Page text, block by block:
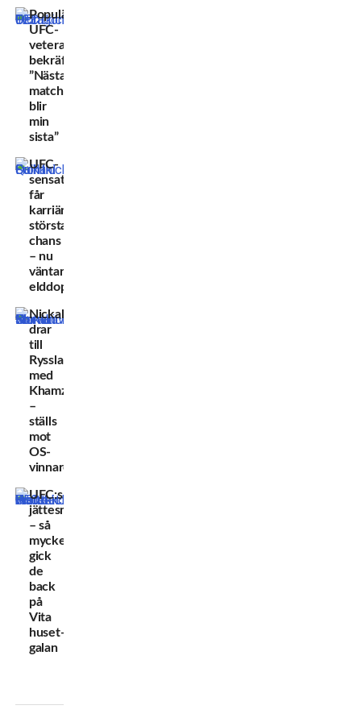
Populära
UFC-
veteranen
bekräftar:
”Nästa
match
blir
min
sista”
UFC-
sensationen
får
karriärens
största
chans
– nu
väntar
elddopet
Nickal
drar
till
Ryssland
med
Khamzat
–
ställs
mot
OS-
vinnare
UFC:s
jättesmäll
– så
mycket
gick
de
back
på
Vita
huset-
galan